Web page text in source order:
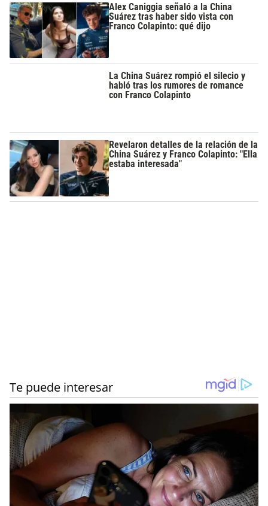
Alex Caniggia señaló a la China
Suárez tras haber sido vista con
Franco Colapinto: qué dijo
La China Suárez rompió el silecio y
habló tras los rumores de romance
con Franco Colapinto
Revelaron detalles de la relación de la
China Suárez y Franco Colapinto: "Ella
estaba interesada"